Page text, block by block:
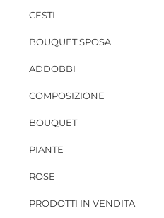
CESTI
BOUQUET SPOSA
ADDOBBI
COMPOSIZIONE
BOUQUET
PIANTE
ROSE
PRODOTTI IN VENDITA